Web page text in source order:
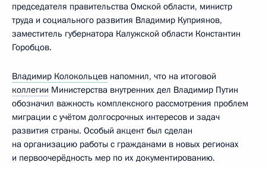
председателя правительства Омской области, министр
труда и социального развития Владимир Куприянов,
заместитель губернатора Калужской области Константин
Горобцов.
Владимир Колокольцев напомнил, что на итоговой
коллегии Министерства внутренних дел Владимир Путин
обозначил важность комплексного рассмотрения проблем
миграции с учётом долгосрочных интересов и задач
развития страны. Особый акцент был сделан
на организацию работы с гражданами в новых регионах
и первоочерёдность мер по их документированию.